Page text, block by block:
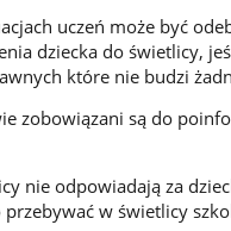
uczeń może być
dziecka do świetlicy,
które nie budzi
zobowiązani są do
nie odpowiadają za
w świetlicy